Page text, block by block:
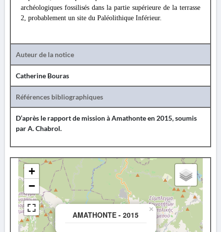
archéologiques fossilisés dans la partie supérieure de la terrasse
2, probablement un site du Paléolithique Inférieur.
Auteur de la notice
Catherine Bouras
Références bibliographiques
D’après le rapport de mission à Amathonte en 2015, soumis
par A. Chabrol.
AMATHONTE - 2015
×
+
−